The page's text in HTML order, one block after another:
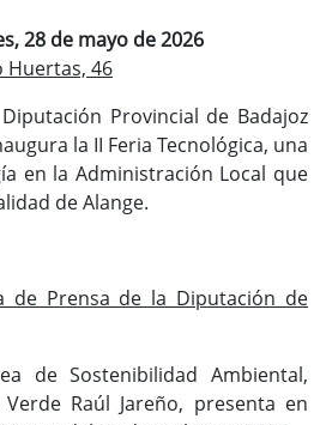
28 de mayo de 2026
Huertas, 46
Provincial de Badajoz
la II Feria Tecnológica, una
en la Administración Local que
de Alange.
de Prensa de la Diputación de
de Sostenibilidad Ambiental,
Raúl Jareño, presenta en